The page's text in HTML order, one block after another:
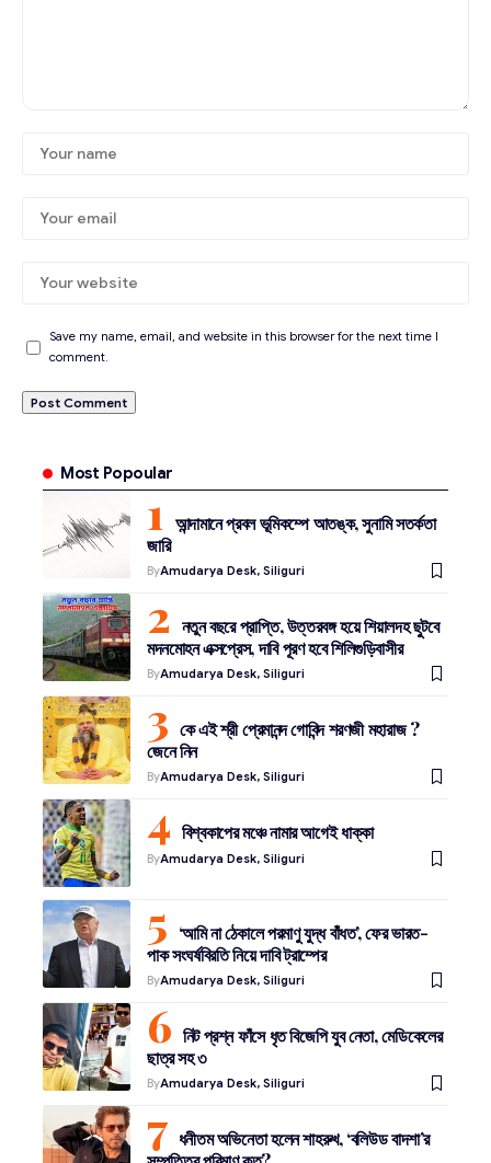
Save my name, email, and website in this browser for the next time I
comment.
Most Popoular
আন্দামানে প্রবল ভূমিকম্পে আতঙ্ক, সুনামি সতর্কতা
জারি
ByAmudarya Desk, Siliguri
নতুন বছরে প্রাপ্তি, উত্তরবঙ্গ হয়ে শিয়ালদহ ছুটবে
মদনমোহন এক্সপ্রেস, দাবি পূরণ হবে শিলিগুড়িবাসীর
ByAmudarya Desk, Siliguri
কে এই শ্রী প্রেমানন্দ গোবিন্দ শরণজী মহারাজ ?
জেনে নিন
ByAmudarya Desk, Siliguri
বিশ্বকাপের মঞ্চে নামার আগেই ধাক্কা
ByAmudarya Desk, Siliguri
‘আমি না ঠেকালে পরমাণু যুদ্ধ বাঁধত’, ফের ভারত-
পাক সংঘর্ষবিরতি নিয়ে দাবি ট্রাম্পের
ByAmudarya Desk, Siliguri
নিট প্রশ্ন ফাঁসে ধৃত বিজেপি যুব নেতা, মেডিকেলের
ছাত্র সহ ৩
ByAmudarya Desk, Siliguri
ধনীতম অভিনেতা হলেন শাহরুখ, ‘বলিউড বাদশা’র